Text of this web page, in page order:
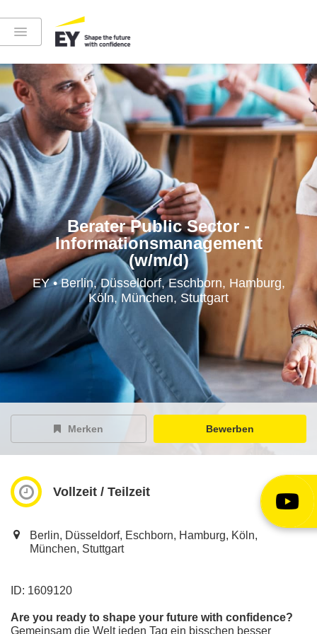
Instagram
LinkedIn
YouTube
Höre in die EY-Welt rein
EY Careers Spotlight
der Karriere-Podcast
EY Joblight
Berater Public Sector -
Informationsmanagement
(w/m/d)
EY • Berlin, Düsseldorf, Eschborn, Hamburg,
Köln, München, Stuttgart
Merken Bewerben
Vollzeit / Teilzeit
Berlin, Düsseldorf, Eschborn, Hamburg, Köln,
München, Stuttgart
ID: 1609120
Are you ready to shape your future with confidence?
Gemeinsam die Welt jeden Tag ein bisschen besser